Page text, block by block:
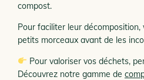
compost.
Pour faciliter leur
petits morceaux avant de les
Pour valoriser vos déchets,
Découvrez notre gamme de